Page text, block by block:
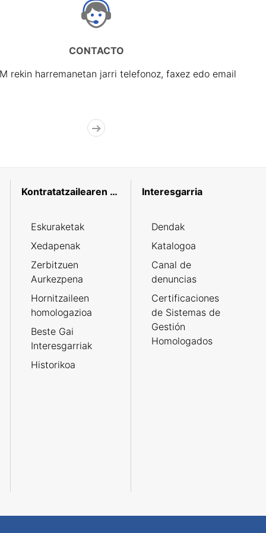
CONTACTO
rekin harremanetan jarri telefonoz, faxez edo email
Kontratatzailearen profila
Eskuraketak
Xedapenak
Zerbitzuen
Aurkezpena
Hornitzaileen
homologazioa
Beste Gai
Interesgarriak
Historikoa
Interesgarria
Dendak
Katalogoa
Canal de
denuncias
Certificaciones
de Sistemas de
Gestión
Homologados